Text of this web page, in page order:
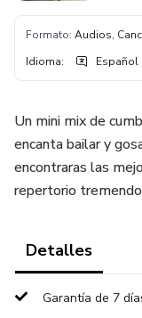
Formato: Audios,
Idioma: Español
Un mini mix de
encanta bailar y
encontraras las
repertorio
Detalles
Garantía de 7